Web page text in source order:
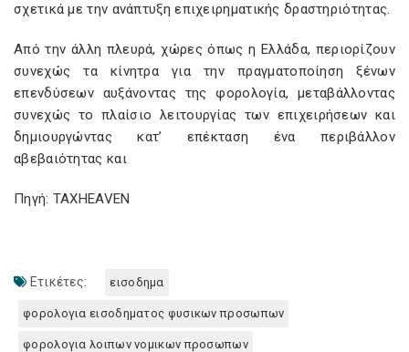
σχετικά με την ανάπτυξη επιχειρηματικής δραστηριότητας.
Από την άλλη πλευρά, χώρες όπως η Ελλάδα, περιορίζουν
συνεχώς τα κίνητρα για την πραγματοποίηση ξένων
επενδύσεων αυξάνοντας της φορολογία, μεταβάλλοντας
συνεχώς το πλαίσιο λειτουργίας των επιχειρήσεων και
δημιουργώντας κατ’ επέκταση ένα περιβάλλον
αβεβαιότητας και
Πηγή: TAXHEAVEN
Ετικέτες: εισοδημα
φορολογια εισοδηματος φυσικων προσωπων
φορολογια λοιπων νομικων προσωπων